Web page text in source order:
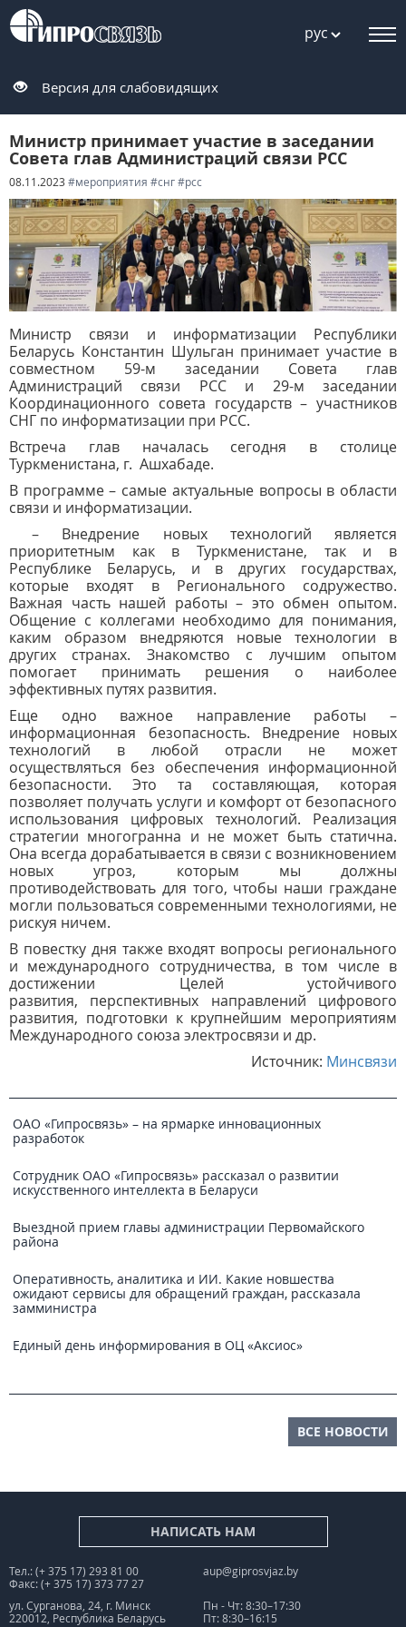
рус
Версия для слабовидящих
Министр принимает участие в заседании
Совета глав Администраций связи РСС
08.11.2023 #мероприятия #снг#рсс
Министр связи и информатизации Республики
Беларусь Константин Шульган принимает участие в
совместном 59-м заседании Совета глав
Администраций связи РСС и 29-м заседании
Координационного совета государств – участников
СНГ по информатизации при РСС.
Встреча глав началась сегодня в столице
Туркменистана, г. Ашхабаде.
В программе – самые актуальные вопросы в области
связи и информатизации.
– Внедрение новых технологий является
приоритетным как в Туркменистане, так и в
Республике Беларусь, и в других государствах,
которые входят в Регионального содружество.
Важная часть нашей работы – это обмен опытом.
Общение с коллегами необходимо для понимания,
каким образом внедряются новые технологии в
других странах. Знакомство с лучшим опытом
помогает принимать решения о наиболее
эффективных путях развития.
Еще одно важное направление работы –
информационная безопасность. Внедрение новых
технологий в любой отрасли не может
осуществляться без обеспечения информационной
безопасности. Это та составляющая, которая
позволяет получать услуги и комфорт от безопасного
использования цифровых технологий. Реализация
стратегии многогранна и не может быть статична.
Она всегда дорабатывается в связи с возникновением
новых угроз, которым мы должны
противодействовать для того, чтобы наши граждане
могли пользоваться современными технологиями, не
рискуя ничем.
В повестку дня также входят вопросы регионального
и международного сотрудничества, в том числе в
достижении Целей устойчивого
развития, перспективных направлений цифрового
развития, подготовки к крупнейшим мероприятиям
Международного союза электросвязи и др.
Источник: Минсвязи
ОАО «Гипросвязь» – на ярмарке инновационных
разработок
Сотрудник ОАО «Гипросвязь» рассказал о развитии
искусственного интеллекта в Беларуси
Выездной прием главы администрации Первомайского
района
Оперативность, аналитика и ИИ. Какие новшества
ожидают сервисы для обращений граждан, рассказала
замминистра
Единый день информирования в ОЦ «Аксиос»
ВСЕ НОВОСТИ
НАПИСАТЬ НАМ
Тел.: (+ 375 17) 293 81 00
Факс: (+ 375 17) 373 77 27
aup@giprosvjaz.by
ул. Сурганова, 24, г. Минск
220012, Республика Беларусь
Пн - Чт: 8:30–17:30
Пт: 8:30–16:15